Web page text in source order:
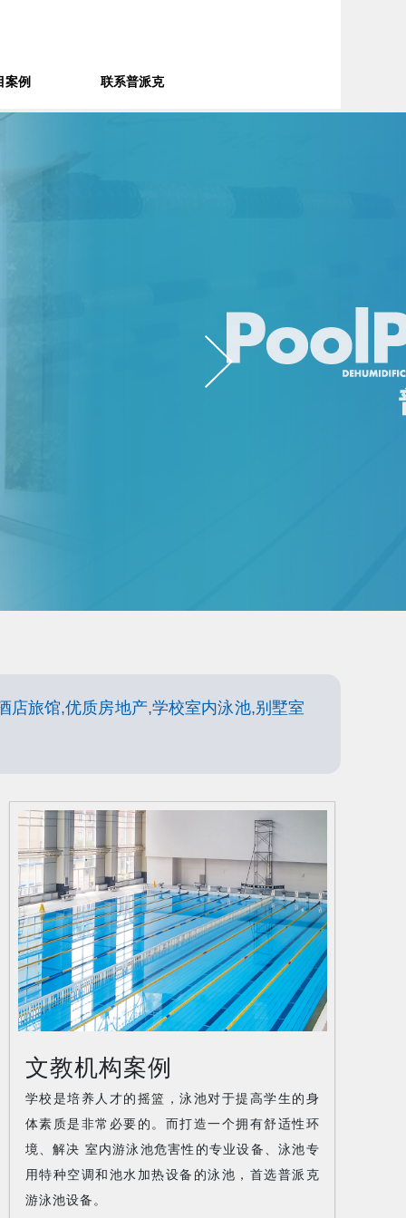
案例 联系普派克
店旅馆,优质房地产,学校室内泳池,别墅室
文教机构案例
学校是培养人才的摇篮，泳池对于提高学生的身
体素质是非常必要的。而打造一个拥有舒适性环
境、解决 室内游泳池危害性的专业设备、泳池专
用特种空调和池水加热设备的泳池，首选普派克
游泳池设备。